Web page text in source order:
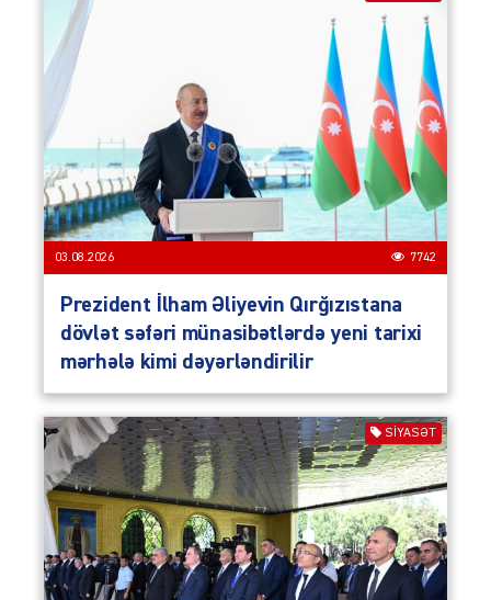
03.08.2026 7742
Prezident İlham Əliyevin Qırğızıstana
dövlət səfəri münasibətlərdə yeni tarixi
mərhələ kimi dəyərləndirilir
SIYASƏT